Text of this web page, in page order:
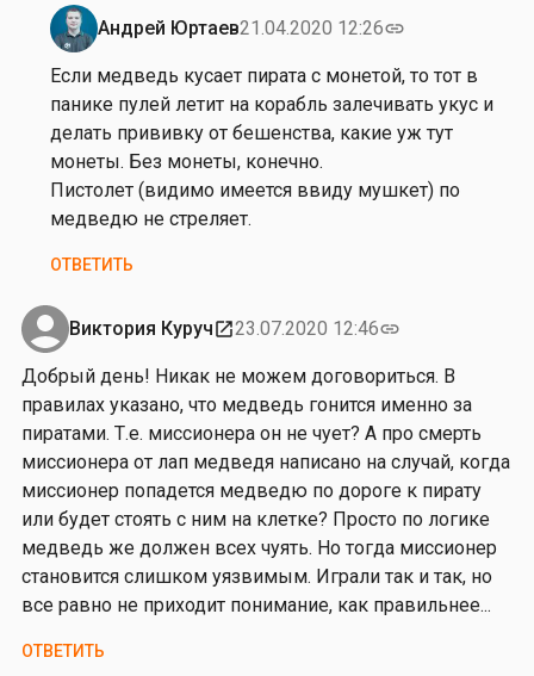
…
от
Лео
о
р
н
ы
й
…
от
Лео
е
р
.
Т
а
к
к
а
т
а
к
и
е
…
от
Андрей
Юртаев
Андрей Юртаев21.04.2020 12:26link
Ответ
на
от
Л
и
д
и
Н
и
к
о
л
а
у
Если медведь кусает пирата с монетой, то тот в
панике пулей летит на корабль залечивать укус и
делать прививку от бешенства, какие уж тут
монеты. Без монеты, конечно.
Пистолет (видимо имеется ввиду мушкет) по
медведю не стреляет.
ОТВЕТИТЬ
Виктория Куруч open_in_new23.07.2020 12:46link
Добрый день! Никак не можем договориться. В
правилах указано, что медведь гонится именно за
пиратами. Т.е. миссионера он не чует? А про смерть
миссионера от лап медведя написано на случай, когда
миссионер попадется медведю по дороге к пирату
или будет стоять с ним на клетке? Просто по логике
медведь же должен всех чуять. Но тогда миссионер
становится слишком уязвимым. Играли так и так, но
все равно не приходит понимание, как правильнее...
ОТВЕТИТЬ